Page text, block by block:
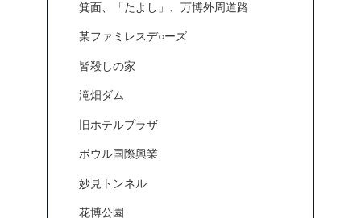
箕面、「たよし」、万博外周道路
某ファミレスデ○ーズ
皆殺しの家
滝畑ダム
旧ホテルプラザ
ボウル国際興業
妙見トンネル
花博公園